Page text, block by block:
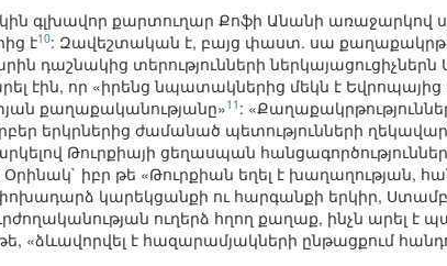
գլխավոր քարտուղար Քոֆի Անանի առաջարկով
է10: Զավեշտական է, բայց փաստ. սա
դաշնակից տերությունների
որ «իրենց նպատակներից մեկն է Եվրոպայից
քաղաքականությանը»11 :
երկրներից ժամանած պետությունների
Թուրքիայի ցեղասպան
իբր թե «Թուրքիան եղել է խաղաղության,
կարեկցանքի ու հարգանքի երկիր,
ուղերձ հղող քաղաք, ինչն արել է
«ձևավորվել է հազարամյակների ընթացքում